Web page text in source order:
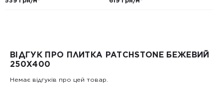
ВІДГУК ПРО ПЛИТКА PATCHSTONE БЕЖЕВИЙ
250X400
Немає відгуків про цей товар.